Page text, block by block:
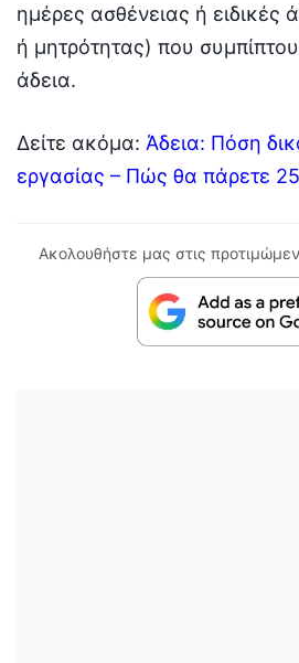
ημέρες ασθένειας ή ειδικές
ή μητρότητας) που
άδεια.
Δείτε ακόμα: Άδεια: Πόση
εργασίας – Πώς θα πάρετε
Ακολουθήστε μας στις